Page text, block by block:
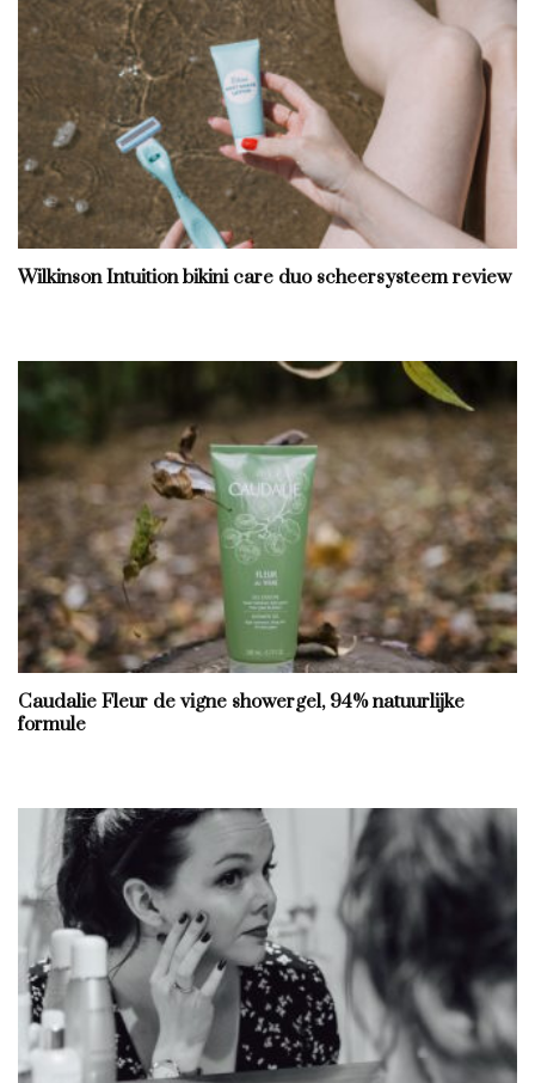
Wilkinson Intuition bikini care duo scheersysteem review
Caudalie Fleur de vigne showergel, 94% natuurlijke
formule